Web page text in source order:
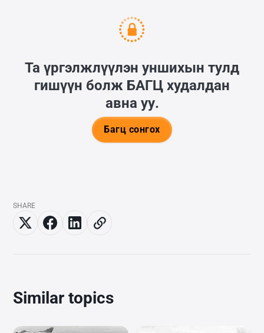
Та үргэлжлүүлэн уншихын тулд
гишүүн болж БАГЦ худалдан
авна уу.
Багц сонгох
SHARE
Similar topics